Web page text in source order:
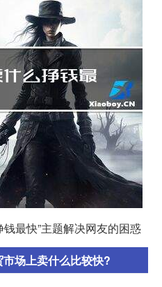
最快”主题解决网友的困惑
场上卖什么比较快?